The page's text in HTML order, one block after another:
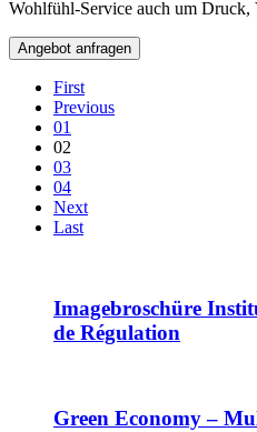
Wohlfühl-Service auch um Druck,
Angebot anfragen
First
Previous
01
02
03
04
Next
Last
Imagebroschüre
de Régulation
Green Economy –